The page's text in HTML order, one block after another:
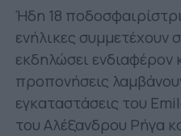
Ήδη 18
ενήλικες συμμετέχουν
εκδηλώσει ενδιαφέρον
προπονήσεις
εγκαταστάσεις του
του Αλέξανδρου Ρήγα